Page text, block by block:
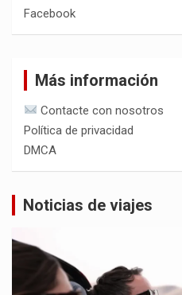
Facebook
Más información
Contacte con nosotros
Política de privacidad
DMCA
Noticias de viajes